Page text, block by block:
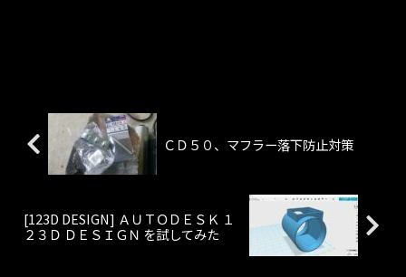
ＣＤ５０、マフラー落下防止対策
[123D DESIGN] ＡＵＴＯＤＥＳＫ １
２３Ｄ ＤＥＳＩＧＮ を試してみた